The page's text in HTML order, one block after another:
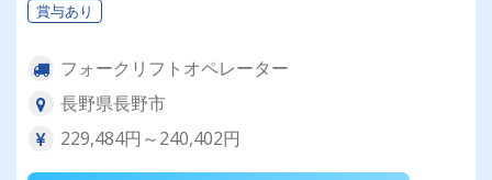
賞与あり
フォークリフトオペレーター
長野県長野市
229,484円～240,402円